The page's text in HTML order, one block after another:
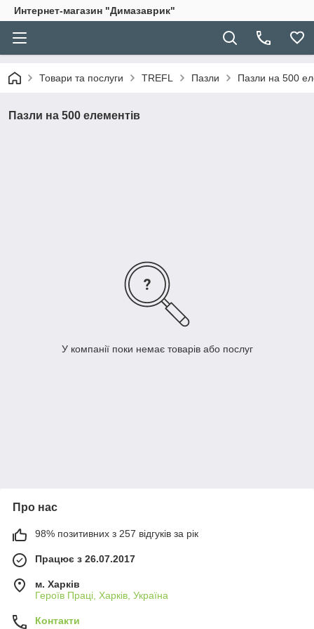
Интернет-магазин "Димазаврик"
Товари та послуги TREFL Пазли Пазли на 500
Пазли на 500 елементів
У компанії поки немає товарів або послуг
Про нас
98% позитивних з 257 відгуків за рік
Працює з 26.07.2017
м. Харків
Героїв Праці, Харків, Україна
Контакти